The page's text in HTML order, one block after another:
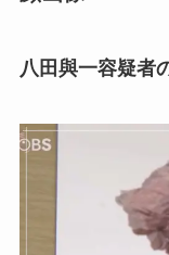
八田與一容疑者